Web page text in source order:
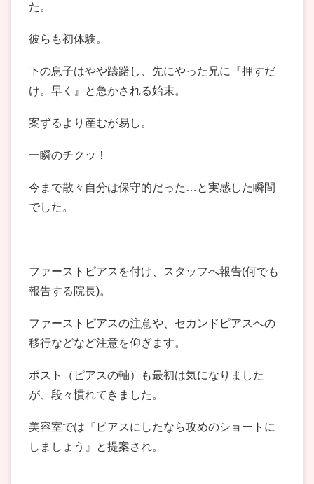
た。
彼らも初体験。
下の息子はやや躊躇し、先にやった兄に『押すだ
け。早く』と急かされる始末。
案ずるより産むが易し。
一瞬のチクッ！
今まで散々自分は保守的だった…と実感した瞬間
でした。
ファーストピアスを付け、スタッフへ報告(何でも
報告する院長)。
ファーストピアスの注意や、セカンドピアスへの
移行などなど注意を仰ぎます。
ポスト（ピアスの軸）も最初は気になりました
が、段々慣れてきました。
美容室では『ピアスにしたなら攻めのショートに
しましょう』と提案され。